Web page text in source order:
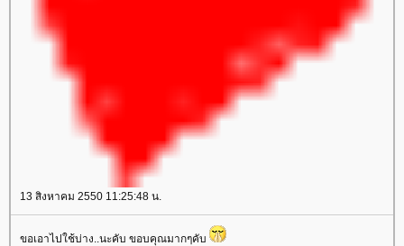
13 สิงหาคม 2550 11:25:48 น.
ขอเอาไปใช้บ่าง..นะคับ ขอบคุณมากๆคับ